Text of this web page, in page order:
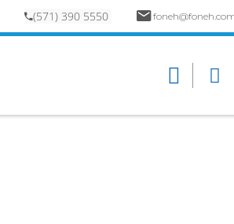
(571) 390 5550